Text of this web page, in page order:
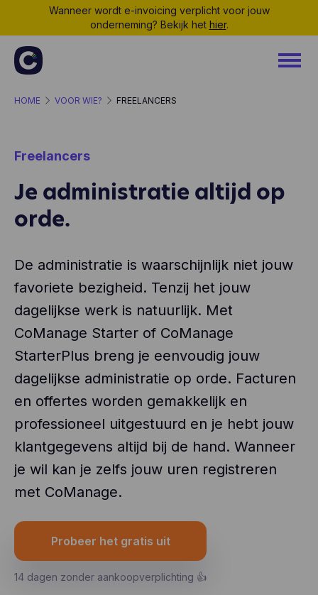
Wanneer wordt e-invoicing verplicht voor jouw
onderneming? Bekijk het hier.
HOME VOOR WIE? FREELANCERS
Freelancers
Je administratie altijd op
orde.
De administratie is waarschijnlijk niet jouw
favoriete bezigheid. Tenzij het jouw
dagelijkse werk is natuurlijk. Met
CoManage Starter of CoManage
StarterPlus breng je eenvoudig jouw
dagelijkse administratie op orde. Facturen
en offertes worden gemakkelijk en
professioneel uitgestuurd en je hebt jouw
klantgegevens altijd bij de hand. Wanneer
je wil kan je zelfs jouw uren registreren
met CoManage.
Probeer het gratis uit
14 dagen zonder aankoopverplichting 👍